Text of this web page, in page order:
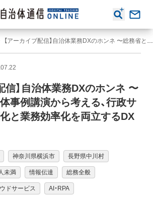
【アーカイブ配信】自治体業務DXのホンネ 〜総務省と自治体事例講演から考える、行政サービスの高度化と業務効率化を両立するDX推進〜
信】自治体業務DXのホンネ 〜
事例講演から考える、行政サ
と業務効率化を両立するDX
神奈川県横浜市 長野県中川村
未満 情報伝達 総務全般
ドサービス AI・RPA